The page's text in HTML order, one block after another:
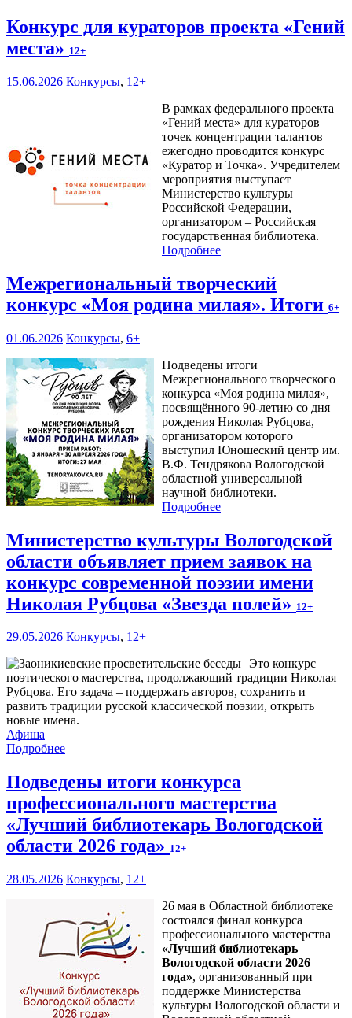
Конкурс для кураторов проекта «Гений
места» 12+
15.06.2026 Конкурсы, 12+
В рамках федерального проекта
«Гений места» для кураторов
точек концентрации талантов
ежегодно проводится конкурс
«Куратор и Точка». Учредителем
мероприятия выступает
Министерство культуры
Российской Федерации,
организатором – Российская
государственная библиотека.
Подробнее
Межрегиональный творческий
конкурс «Моя родина милая». Итоги 6+
01.06.2026 Конкурсы, 6+
Подведены итоги
Межрегионального творческого
конкурса «Моя родина милая»,
посвящённого 90-летию со дня
рождения Николая Рубцова,
организатором которого
выступил Юношеский центр им.
В.Ф. Тендрякова Вологодской
областной универсальной
научной библиотеки.
Подробнее
Министерство культуры Вологодской
области объявляет прием заявок на
конкурс современной поэзии имени
Николая Рубцова «Звезда полей» 12+
29.05.2026 Конкурсы, 12+
Это конкурс
поэтического мастерства, продолжающий традиции Николая
Рубцова. Его задача – поддержать авторов, сохранить и
развить традиции русской классической поэзии, открыть
новые имена.
Афиша
Подробнее
Подведены итоги конкурса
профессионального мастерства
«Лучший библиотекарь Вологодской
области 2026 года» 12+
28.05.2026 Конкурсы, 12+
26 мая в Областной библиотеке
состоялся финал конкурса
профессионального мастерства
«Лучший библиотекарь
Вологодской области 2026
года», организованный при
поддержке Министерства
культуры Вологодской области и